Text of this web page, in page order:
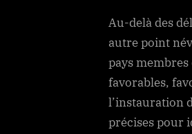
Au-delà des
autre point
pays
favorables,
l’instauration
précises pour